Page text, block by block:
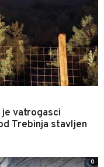
vatrogasci
Trebinja stavljen
0